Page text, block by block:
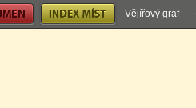
Index míst Vějířový graf